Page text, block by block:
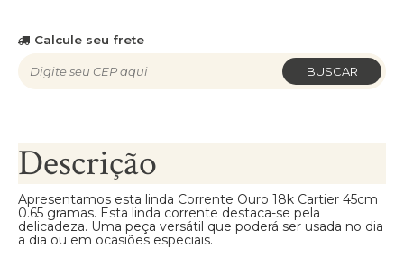
Calcule seu frete
BUSCAR
Descrição
Apresentamos esta linda Corrente Ouro 18k Cartier 45cm
0.65 gramas. Esta linda corrente destaca-se pela
delicadeza. Uma peça versátil que poderá ser usada no dia
a dia ou em ocasiões especiais.